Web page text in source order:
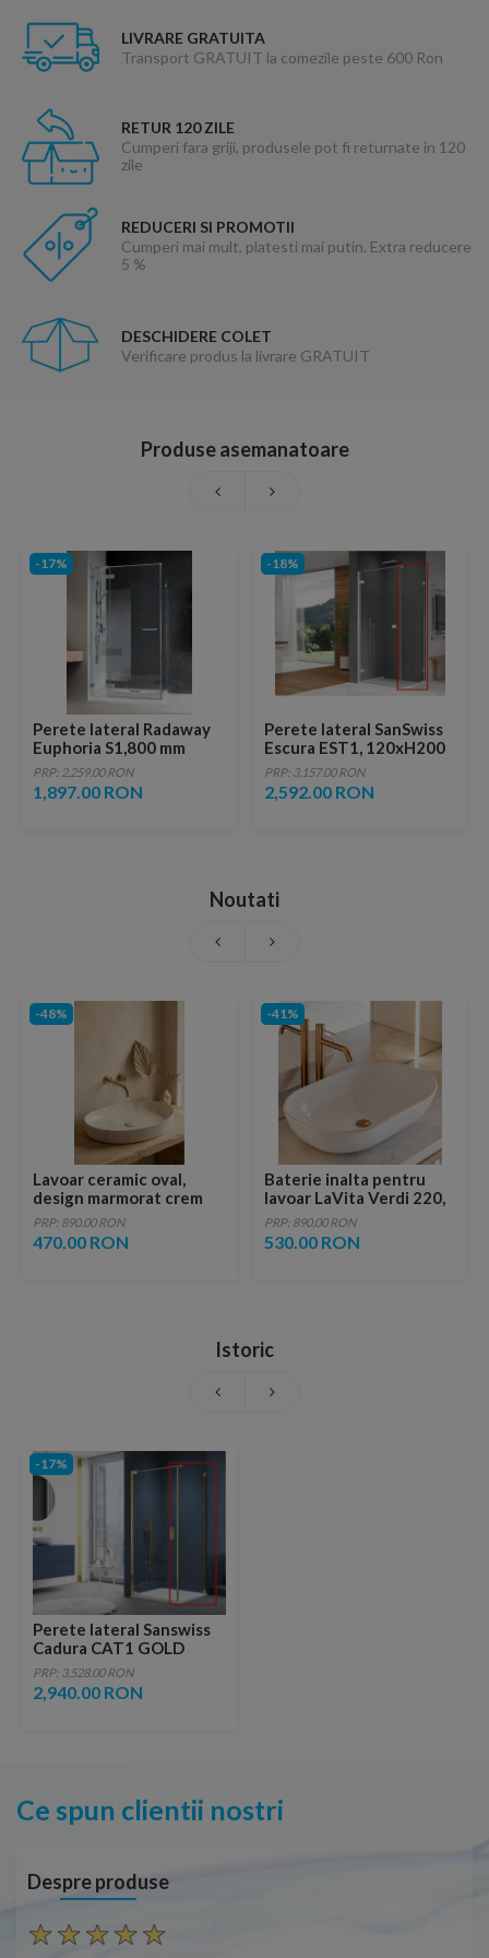
LIVRARE GRATUITA
Transport GRATUIT la comezile peste 600 Ron
RETUR 120 ZILE
Cumperi fara griji, produsele pot fi returnate in 120
zile
REDUCERI SI PROMOTII
Cumperi mai mult, platesti mai putin. Extra reducere
5 %
DESCHIDERE COLET
Verificare produs la livrare GRATUIT
Produse asemanatoare
-17%
Perete lateral Radaway
Euphoria S1,800 mm
PRP: 2,259.00 RON
1,897.00 RON
-18%
Perete lateral SanSwiss
Escura EST1, 120xH200
cm
PRP: 3,157.00 RON
2,592.00 RON
Noutati
-48%
Lavoar ceramic oval,
design marmorat crem
lucios cu vene aurii,
ventil inclus
PRP: 890.00 RON
470.00 RON
-41%
Baterie inalta pentru
lavoar LaVita Verdi 220,
fara ventil, brushed
copper
PRP: 890.00 RON
530.00 RON
Istoric
-17%
Perete lateral Sanswiss
Cadura CAT1 GOLD
110xH200cm
PRP: 3,528.00 RON
2,940.00 RON
Ce spun clientii nostri
Despre produse